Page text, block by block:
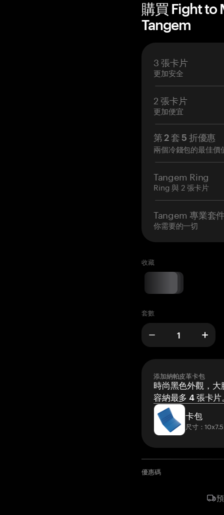
購買 Fight to
Tangem
3 張卡片
更加安全
2 張卡片
更加便宜
第 2 套 5 折優惠
兩個冷錢包的最佳價
Tangem Ring
Ring 與 2 張卡片
Tangem 專業套
你需要的一切
收藏
套數
添加納帕皮革卡包
時尚黑色外觀，大
容納最多 4 張卡片
卡包
尺寸：
優惠碼